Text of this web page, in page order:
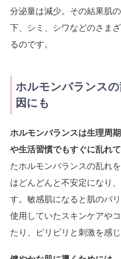
分泌量は減少。その結果肌
下、シミ、シワなどのさま
るのです。
ホルモンバランス
因にも
ホルモンバランスは生理周
や生活習慣でもすぐに乱れ
たホルモンバランスの乱れ
はどんどんと不安定になり
す。敏感肌になると肌のバ
使用していたスキンケアや
たり、ピリピリと刺激を感